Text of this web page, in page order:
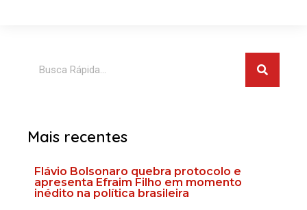
Mais recentes
Flávio Bolsonaro quebra protocolo e
apresenta Efraim Filho em momento
inédito na política brasileira